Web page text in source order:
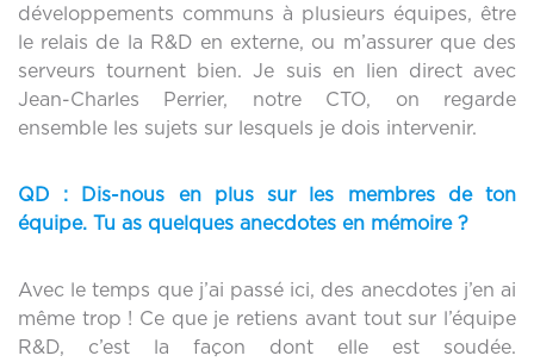
développements communs à plusieurs équipes, être
le relais de la R&D en externe, ou m’assurer que des
serveurs tournent bien. Je suis en lien direct avec
Jean-Charles Perrier, notre CTO, on regarde
ensemble les sujets sur lesquels je dois intervenir.
QD :
Dis-nous en plus sur les membres de ton
équipe. Tu as quelques anecdotes en mémoire ?
Avec le temps que j’ai passé ici, des anecdotes j’en ai
même trop ! Ce que je retiens avant tout sur l’équipe
R&D, c’est la façon dont elle est soudée.